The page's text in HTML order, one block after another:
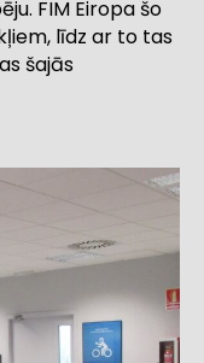
FIM Eiropa šo
līdz ar to tas
šajās